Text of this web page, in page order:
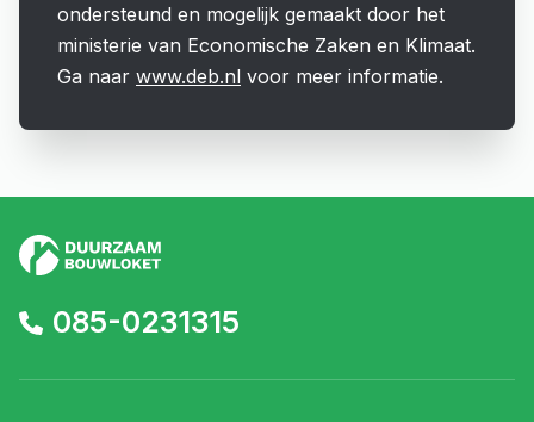
ondersteund en mogelijk gemaakt door het
ministerie van Economische Zaken en Klimaat.
Ga naar www.deb.nl voor meer informatie.
085-0231315